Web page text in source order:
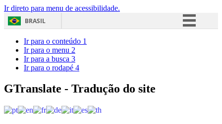
Ir direto para menu de acessibilidade.
BRASIL
Acesso à informação
Ir para o conteúdo 1
Ir para o menu 2
Ir para a busca 3
Ir para o rodapé 4
GTranslate - Tradução do site